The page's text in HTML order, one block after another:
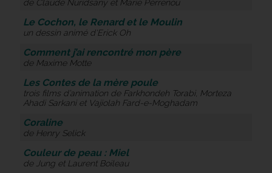
de Claude Nuridsany et Marie Pérrenou
Le Cochon, le Renard et le Moulin
un dessin animé d'Erick Oh
Comment j’ai rencontré mon père
de Maxime Motte
Les Contes de la mère poule
trois films d’animation de Farkhondeh Torabi, Morteza
Ahadi Sarkani et Vajiolah Fard-e-Moghadam
Coraline
de Henry Selick
Couleur de peau : Miel
de Jung et Laurent Boileau